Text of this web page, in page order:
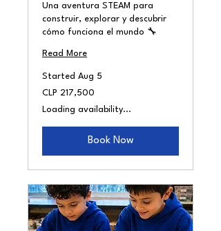
Una aventura STEAM para
construir, explorar y descubrir
cómo funciona el mundo 🔧
Read More
Started Aug 5
217,500
Chilean
pesos
CLP 217,500
Loading availability...
Book Now